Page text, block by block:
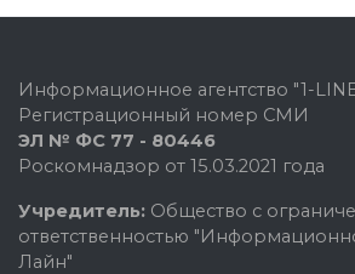
Информационное агентство "1-
Регистрационный номер СМИ
ЭЛ № ФС 77 - 80446
Роскомнадзор от 15.03.2021 года
Учредитель: Общество с
ответственностью
Лайн"